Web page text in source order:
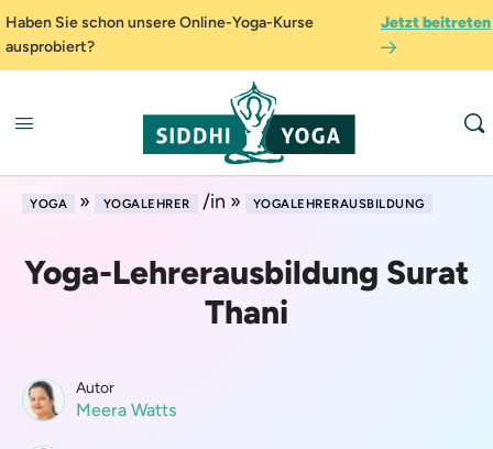
Haben Sie schon unsere Online-Yoga-Kurse
ausprobiert?
Jetzt beitreten
YOGA » YOGALEHRER /in » YOGALEHRERAUSBILDUNG
Yoga-Lehrerausbildung Surat
Thani
Autor
Meera Watts